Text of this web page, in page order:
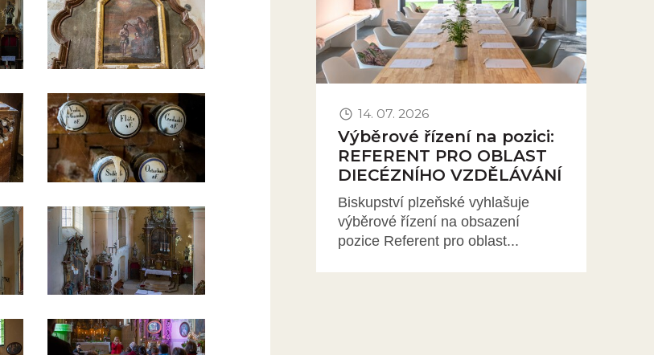
14. 07. 2026
Výběrové řízení na pozici:
REFERENT PRO OBLAST
DIECÉZNÍHO VZDĚLÁVÁNÍ
Biskupství plzeňské vyhlašuje
výběrové řízení na obsazení
pozice Referent pro oblast...